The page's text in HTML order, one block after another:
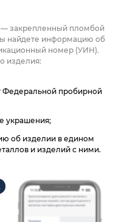
— закрепленный пломбой
найдете информацию об
номер (УИН).
изделия:
Федеральной пробирной
украшения;
об изделии в едином
и изделий с ними.